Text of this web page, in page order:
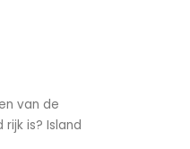
van de
is? Island